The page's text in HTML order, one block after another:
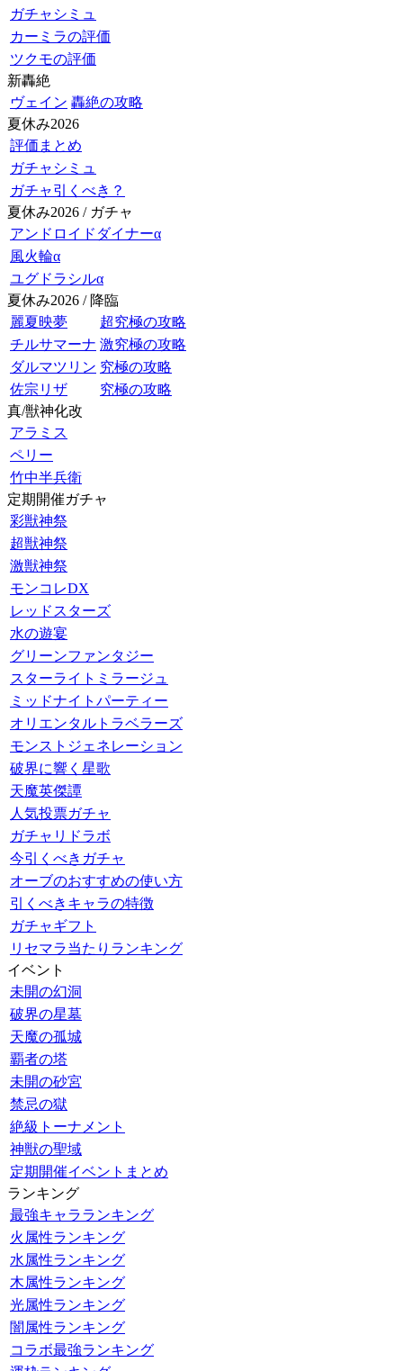
ガチャシミュ
カーミラの評価
ツクモの評価
新轟絶
ヴェイン 轟絶の攻略
夏休み2026
評価まとめ
ガチャシミュ
ガチャ引くべき？
夏休み2026 / ガチャ
アンドロイドダイナーα
風火輪α
ユグドラシルα
夏休み2026 / 降臨
麗夏映夢
超究極の攻略
チルサマーナ 激究極の攻略
ダルマツリン 究極の攻略
佐宗リザ
究極の攻略
真/獣神化改
アラミス
ペリー
竹中半兵衛
定期開催ガチャ
彩獣神祭
超獣神祭
激獣神祭
モンコレDX
レッドスターズ
水の遊宴
グリーンファンタジー
スターライトミラージュ
ミッドナイトパーティー
オリエンタルトラベラーズ
モンストジェネレーション
破界に響く星歌
天魔英傑譚
人気投票ガチャ
ガチャリドラボ
今引くべきガチャ
オーブのおすすめの使い方
引くべきキャラの特徴
ガチャギフト
リセマラ当たりランキング
イベント
未開の幻洞
破界の星墓
天魔の孤城
覇者の塔
未開の砂宮
禁忌の獄
絶級トーナメント
神獣の聖域
定期開催イベントまとめ
ランキング
最強キャラランキング
火属性ランキング
水属性ランキング
木属性ランキング
光属性ランキング
闇属性ランキング
コラボ最強ランキング